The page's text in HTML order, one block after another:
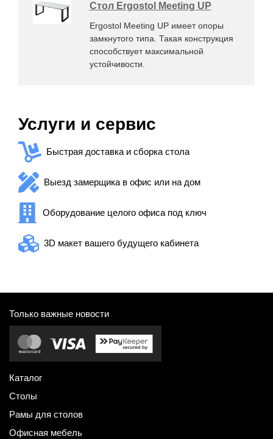
Стол Ergostol Meeting UP
Ergostol Meeting UP имеет опоры
замкнутого типа. Такая конструкция
способствует максимальной
устойчивости.
Услуги и сервис
Быстрая доставка и сборка стола
Выезд замерщика в офис или на дом
Оборудование целого офиса под ключ
3D макет вашего будущего кабинета
Только важные новости
Каталог
Столы
Рамы для столов
Офисная мебель